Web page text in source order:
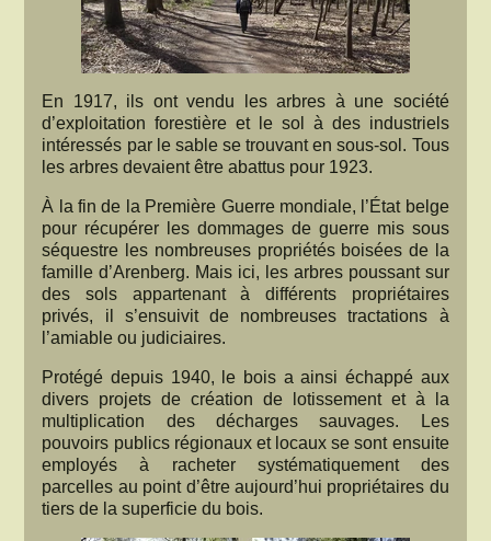
En 1917, ils ont vendu les arbres à une société
d’exploitation forestière et le sol à des industriels
intéressés par le sable se trouvant en sous-sol. Tous
les arbres devaient être abattus pour 1923.
À la fin de la Première Guerre mondiale, l’État belge
pour récupérer les dommages de guerre mis sous
séquestre les nombreuses propriétés boisées de la
famille d’Arenberg. Mais ici, les arbres poussant sur
des sols appartenant à différents propriétaires
privés, il s’ensuivit de nombreuses tractations à
l’amiable ou judiciaires.
Protégé depuis 1940, le bois a ainsi échappé aux
divers projets de création de lotissement et à la
multiplication des décharges sauvages. Les
pouvoirs publics régionaux et locaux se sont ensuite
employés à racheter systématiquement des
parcelles au point d’être aujourd’hui propriétaires du
tiers de la superficie du bois.